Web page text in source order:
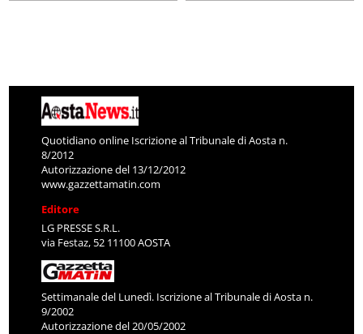
Quotidiano online Iscrizione al Tribunale di Aosta n.
8/2012
Autorizzazione del 13/12/2012
www.gazzettamatin.com
Editore
LG PRESSE S.R.L.
via Festaz, 52 11100 AOSTA
Settimanale del Lunedì. Iscrizione al Tribunale di Aosta n.
9/2002
Autorizzazione del 20/05/2002